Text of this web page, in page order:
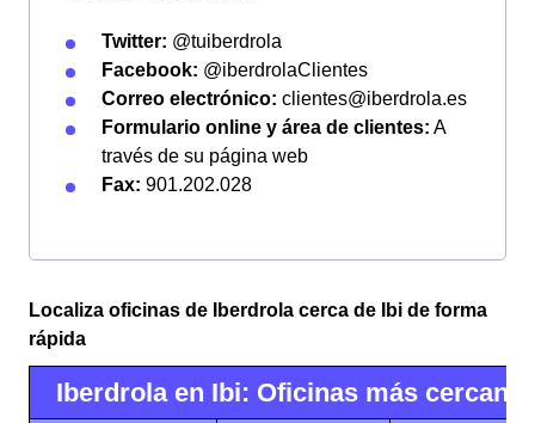
Twitter: @tuiberdrola
Facebook: @iberdrolaClientes
Correo electrónico: clientes@iberdrola.es
Formulario online y área de clientes: A
través de su página web
Fax: 901.202.028
Localiza oficinas de Iberdrola cerca de Ibi de forma
rápida
Iberdrola en Ibi: Oficinas más